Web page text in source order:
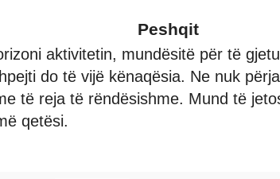
Peshqit
aktivitetin, mundësitë për të
do të vijë kënaqësia. Ne nuk
të reja të rëndësishme. Mund të
qetësi.